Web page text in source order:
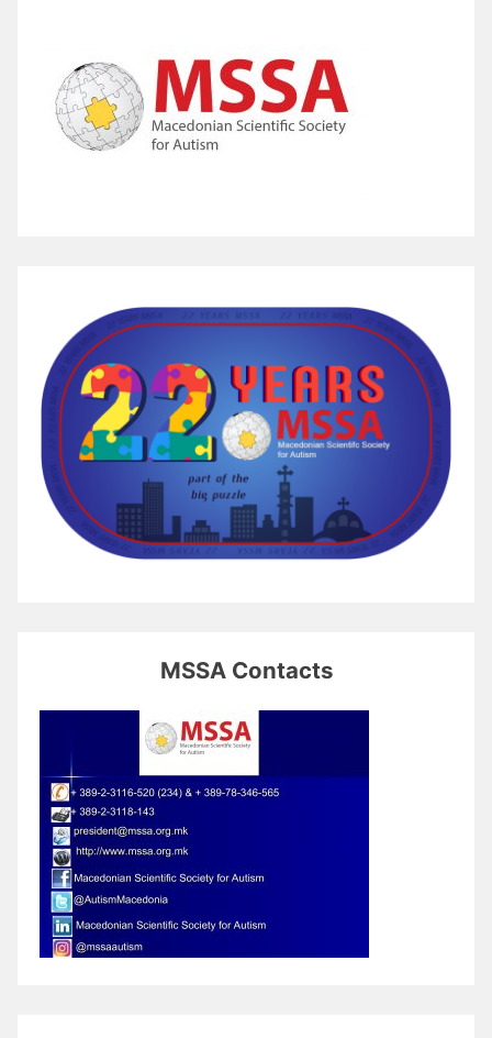
MSSA Contacts